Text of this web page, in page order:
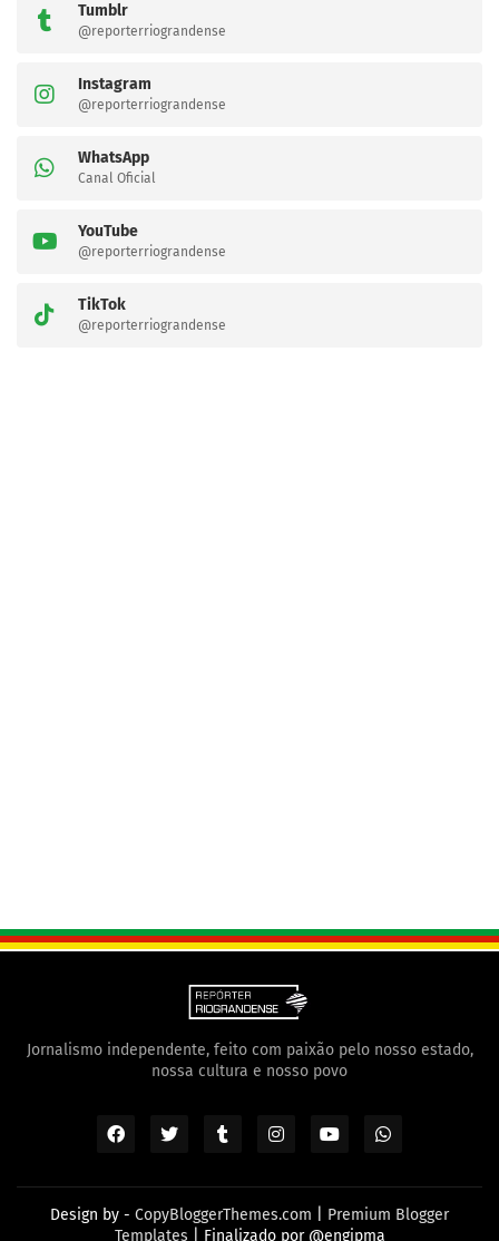
Tumblr
@reporterriograndense
Instagram
@reporterriograndense
WhatsApp
Canal Oficial
YouTube
@reporterriograndense
TikTok
@reporterriograndense
Jornalismo independente, feito com paixão pelo nosso estado,
nossa cultura e nosso povo
Design by - CopyBloggerThemes.com
Premium Blogger
Templates | Finalizado por @engjpma